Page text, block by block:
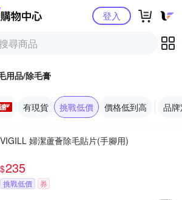
Yahoo購物中心登入
用品/除毛膏
有現貨 挑戰低價 價格低到高 品
VIGILL 婦潔蘆薈除毛貼片(手腳用)
$235
挑戰低價 券